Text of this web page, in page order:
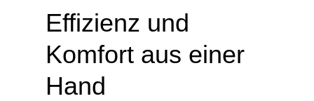
Effizienz und
Komfort aus einer
Hand